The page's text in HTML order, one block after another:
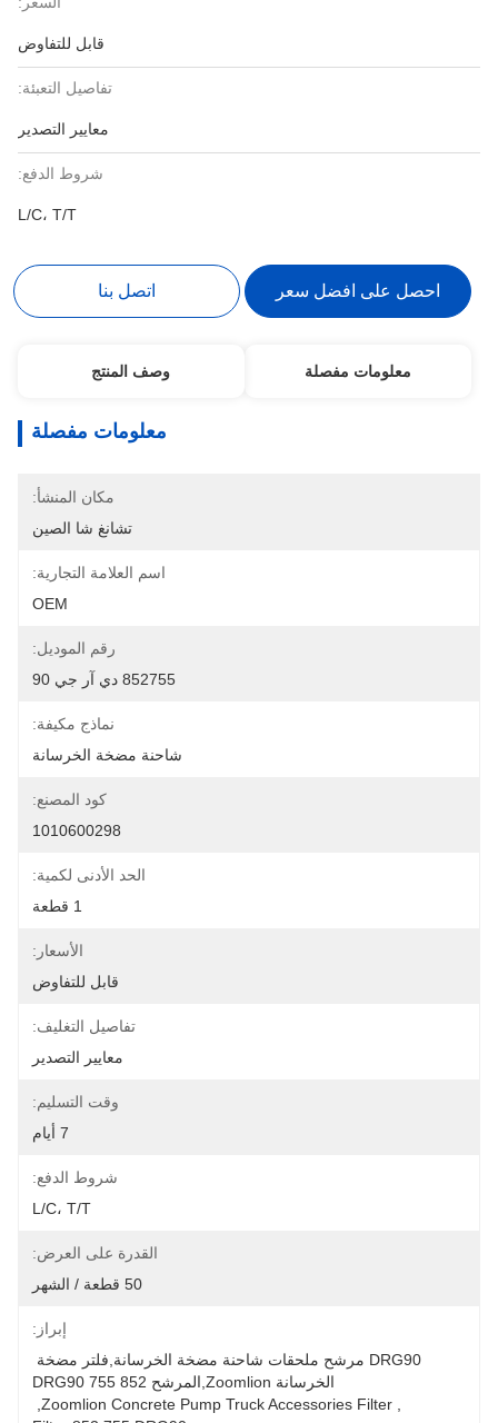
قابل للتفاوض
تفاصيل التعبئة:
معايير التصدير
شروط الدفع:
L/C، T/T
احصل على افضل سعر اتصل بنا
معلومات مفصلة وصف المنتج
معلومات مفصلة
مكان المنشأ:
تشانغ شا الصين
اسم العلامة التجارية:
OEM
رقم الموديل:
852755 دي آر جي 90
نماذج مكيفة:
شاحنة مضخة الخرسانة
كود المصنع:
1010600298
الحد الأدنى لكمية:
1 قطعة
الأسعار:
قابل للتفاوض
تفاصيل التغليف:
معايير التصدير
وقت التسليم:
7 أيام
شروط الدفع:
L/C، T/T
القدرة على العرض:
50 قطعة / الشهر
إبراز:
الخرسانة Zoomlion,المرشح 852 755 DRG90
Zoomlion Concrete Pump Truck Accessories Filter